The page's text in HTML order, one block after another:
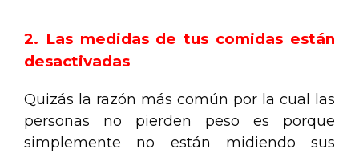
2. Las medidas de tus comidas están
desactivadas
Quizás la razón más común por la cual las
personas no pierden peso es porque
simplemente no están midiendo sus